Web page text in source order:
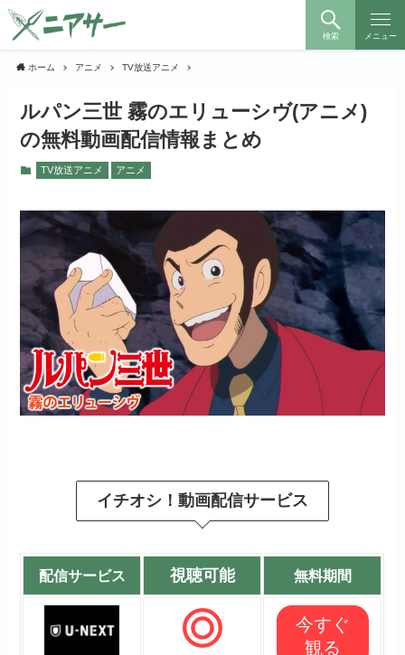
検索 メニュー
ホーム アニメ TV放送アニメ
ルパン三世 霧のエリューシヴ(アニメ)
の無料動画配信情報まとめ
TV放送アニメ アニメ
イチオシ！動画配信サービス
配信サービス 視聴可能 無料期間
今すぐ
観る